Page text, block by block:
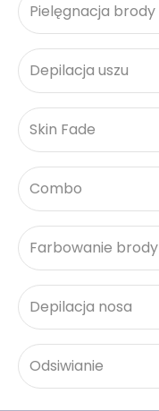
Pielęgnacja brody
Depilacja uszu
Skin Fade
Combo
Farbowanie brody
Depilacja nosa
Odsiwianie